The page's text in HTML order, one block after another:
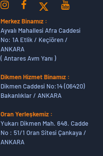
Merkez Binamız :
Ayvalı Mahallesi Afra Caddesi
No: 1A Etlik / Keçiören /
ANKARA
( Antares Avm Yanı )
Dikmen Hizmet Binamız :
Dikmen Caddesi No:14 (06420)
Bakanlıklar / ANKARA
Oran Yerleşkemiz :
Yukarı Dikmen Mah. 648. Cadde
No : 51/1 Oran Sitesi Çankaya /
ANKARA